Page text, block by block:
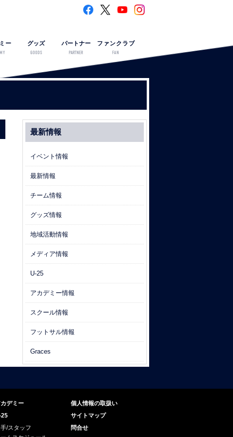
ー グッズ
GOODS
パートナー
PARTNER
ファンクラブ
FAN
最新情報
イベント情報
最新情報
チーム情報
グッズ情報
地域活動情報
メディア情報
U-25
アカデミー情報
スクール情報
フットサル情報
Graces
デミー
25
/スタッフ
個人情報の取扱い
サイトマップ
問合せ